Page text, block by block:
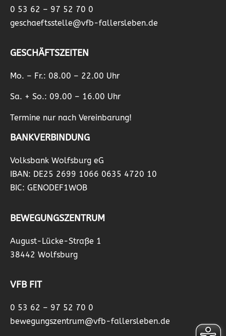
0 53 62 – 97 52 70 0
geschaeftsstelle@vfb-fallersleben.de
GESCHÄFTSZEITEN
Mo. – Fr.: 08.00 – 22.00 Uhr
Sa. + So.: 09.00 – 16.00 Uhr
Termine nur nach Vereinbarung!
BANKVERBINDUNG
Volksbank Wolfsburg eG
IBAN: DE25 2699 1066 0635 4720 10
BIC: GENODEF1WOB
BEWEGUNGSZENTRUM
August-Lücke-Straße 1
38442 Wolfsburg
VFB FIT
0 53 62 – 97 52 70 0
bewegungszentrum@vfb-fallersleben.de